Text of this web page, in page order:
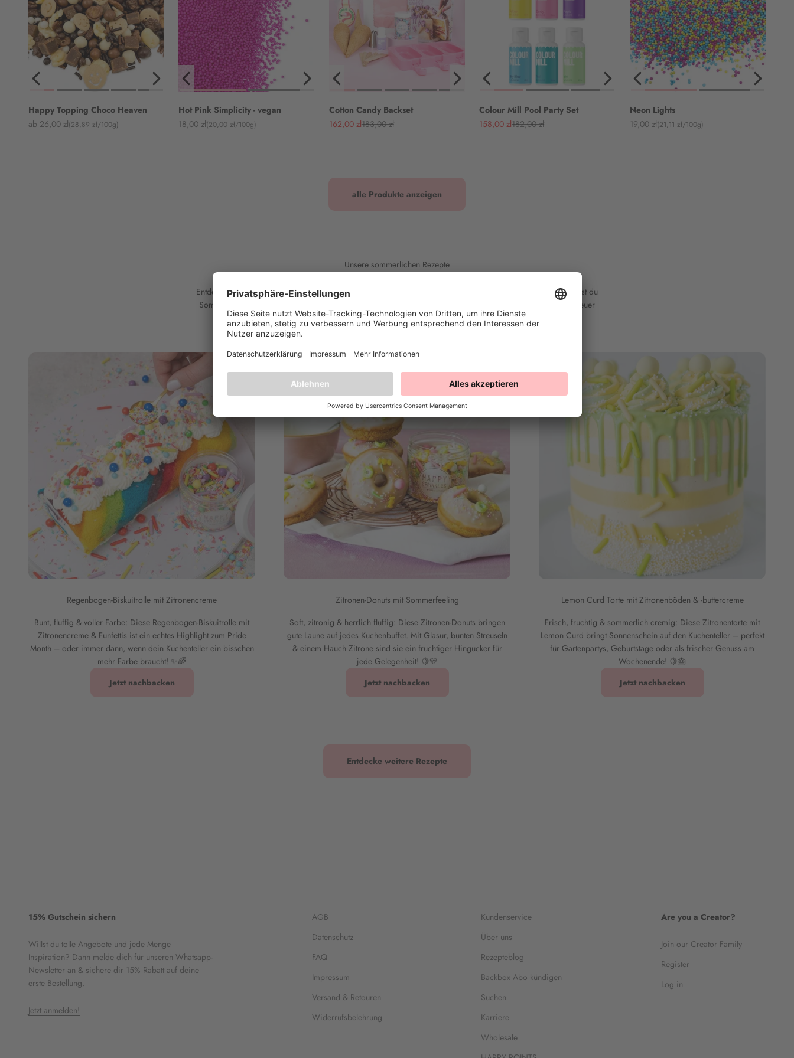
Happy Topping Choco Heaven
Angebot
ab 26,00 zł(28,89 zł/100g)
Hot Pink Simplicity - vegan
Angebot
18,00 zł(20,00 zł/100g)
Cotton Candy Backset
Angebot
162,00 złRegulärer Preis
183,00 zł
Colour Mill Pool Party Set
Angebot
158,00 złRegulärer Preis
182,00 zł
Neon Lights
Angebot
19,00 zł(21,11 zł/100g)
alle Produkte anzeigen
Unsere sommerlichen Rezepte
Entdecke unsere köstlichen Rezepte für deine Sommer Party, Picknick oder das gemeinsame Grillen!Hier findest du
Sommerkuchen, fruchtige Torten oder leckere Cupcakes. Viel Spaß beim Nachmachen! Wir freuen uns über euer
Feedback und euren nach gebackenen Meisterwerke! 💖
Regenbogen-Biskuitrolle mit Zitronencreme
Bunt, fluffig & voller Farbe: Diese Regenbogen-Biskuitrolle mit
Zitronencreme & Funfettis ist ein echtes Highlight zum Pride
Month – oder immer dann, wenn dein Kuchenteller ein bisschen
mehr Farbe braucht! ✨🌈
Jetzt nachbacken
Zitronen-Donuts mit Sommerfeeling
Soft, zitronig & herrlich fluffig: Diese Zitronen-Donuts bringen
gute Laune auf jedes Kuchenbuffet. Mit Glasur, bunten Streuseln
& einem Hauch Zitrone sind sie ein fruchtiger Hingucker für
jede Gelegenheit! 🍋💛
Jetzt nachbacken
Lemon Curd Torte mit Zitronenböden & -buttercreme
Frisch, fruchtig & sommerlich cremig: Diese Zitronentorte mit
Lemon Curd bringt Sonnenschein auf den Kuchenteller – perfekt
für Gartenpartys, Geburtstage oder als frischer Genuss am
Wochenende! 🍋🎂
Jetzt nachbacken
Entdecke weitere Rezepte
15% Gutschein sichern
Willst du tolle Angebote und jede Menge
Inspiration? Dann melde dich für unseren Whatsapp-
Newsletter an & sichere dir 15% Rabatt auf deine
erste Bestellung.
Jetzt anmelden!
AGB
Datenschutz
FAQ
Impressum
Versand & Retouren
Widerrufsbelehrung
Kundenservice
Über uns
Rezepteblog
Backbox Abo kündigen
Suchen
Karriere
Wholesale
Are you a Creator?
Join our Creator Family
Register
Log in